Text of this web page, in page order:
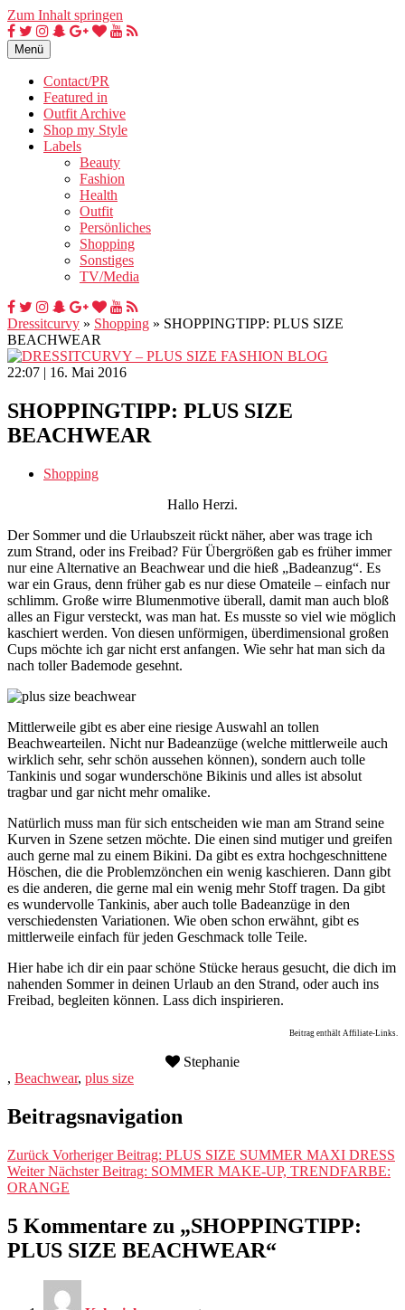
Zum Inhalt springen
Menü
Contact/PR
Featured in
Outfit Archive
Shop my Style
Labels
Beauty
Fashion
Health
Outfit
Persönliches
Shopping
Sonstiges
TV/Media
Dressitcurvy » Shopping » SHOPPINGTIPP: PLUS SIZE
BEACHWEAR
22:07 | 16. Mai 2016
SHOPPINGTIPP: PLUS SIZE
BEACHWEAR
Shopping
Hallo Herzi.
Der Sommer und die Urlaubszeit rückt näher, aber was trage ich
zum Strand, oder ins Freibad? Für Übergrößen gab es früher immer
nur eine Alternative an Beachwear und die hieß „Badeanzug“. Es
war ein Graus, denn früher gab es nur diese Omateile – einfach nur
schlimm. Große wirre Blumenmotive überall, damit man auch bloß
alles an Figur versteckt, was man hat. Es musste so viel wie möglich
kaschiert werden. Von diesen unförmigen, überdimensional großen
Cups möchte ich gar nicht erst anfangen. Wie sehr hat man sich da
nach toller Bademode gesehnt.
Mittlerweile gibt es aber eine riesige Auswahl an tollen
Beachwearteilen. Nicht nur Badeanzüge (welche mittlerweile auch
wirklich sehr, sehr schön aussehen können), sondern auch tolle
Tankinis und sogar wunderschöne Bikinis und alles ist absolut
tragbar und gar nicht mehr omalike.
Natürlich muss man für sich entscheiden wie man am Strand seine
Kurven in Szene setzen möchte. Die einen sind mutiger und greifen
auch gerne mal zu einem Bikini. Da gibt es extra hochgeschnittene
Höschen, die die Problemzönchen ein wenig kaschieren. Dann gibt
es die anderen, die gerne mal ein wenig mehr Stoff tragen. Da gibt
es wundervolle Tankinis, aber auch tolle Badeanzüge in den
verschiedensten Variationen. Wie oben schon erwähnt, gibt es
mittlerweile einfach für jeden Geschmack tolle Teile.
Hier habe ich dir ein paar schöne Stücke heraus gesucht, die dich im
nahenden Sommer in deinen Urlaub an den Strand, oder auch ins
Freibad, begleiten können. Lass dich inspirieren.
Beitrag enthält Affiliate-Links.
Stephanie
, Beachwear, plus size
Beitragsnavigation
Zurück Vorheriger Beitrag: PLUS SIZE SUMMER MAXI DRESS
Weiter Nächster Beitrag: SOMMER MAKE-UP, TRENDFARBE:
ORANGE
5 Kommentare zu „SHOPPINGTIPP:
PLUS SIZE BEACHWEAR“